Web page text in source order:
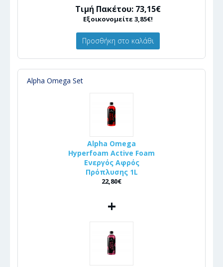
Τιμή Πακέτου: 73,15€
Εξοικονομείτε 3,85€!
Προσθήκη στο καλάθι
Alpha Omega Set
Alpha Omega
Hyperfoam Active Foam
Ενεργός Αφρός
Πρόπλυσης 1L
22,80€
+